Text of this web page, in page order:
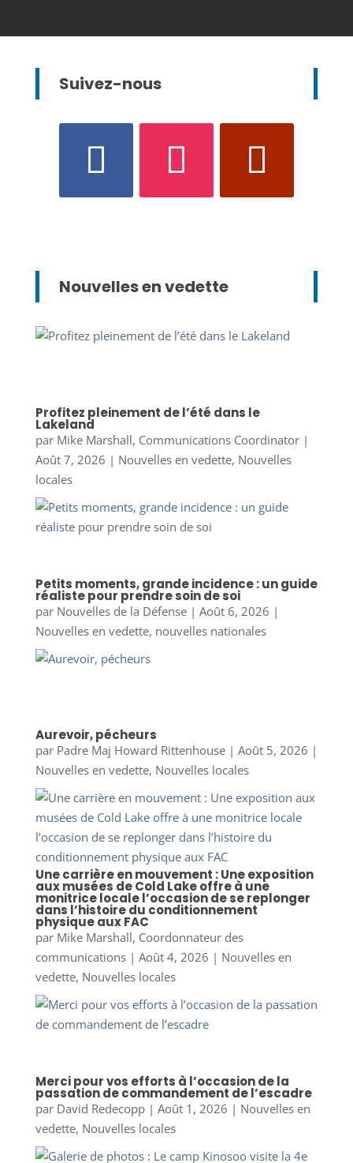
Suivez-nous
Nouvelles en vedette
Profitez pleinement de l’été dans le
Lakeland
par Mike Marshall, Communications Coordinator|
Août 7, 2026 | Nouvelles en vedette, Nouvelles
locales
Petits moments, grande incidence : un guide
réaliste pour prendre soin de soi
par Nouvelles de la Défense| Août 6, 2026 |
Nouvelles en vedette, nouvelles nationales
Aurevoir, pécheurs
par Padre Maj Howard Rittenhouse| Août 5, 2026 |
Nouvelles en vedette, Nouvelles locales
Une carrière en mouvement : Une exposition
aux musées de Cold Lake offre à une
monitrice locale l’occasion de se replonger
dans l’histoire du conditionnement
physique aux FAC
par Mike Marshall, Coordonnateur des
communications| Août 4, 2026 | Nouvelles en
vedette, Nouvelles locales
Merci pour vos efforts à l’occasion de la
passation de commandement de l’escadre
par David Redecopp| Août 1, 2026 | Nouvelles en
vedette, Nouvelles locales